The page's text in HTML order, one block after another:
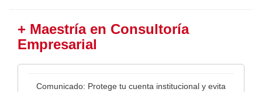
+ Maestría en Consultoría
Empresarial
Comunicado: Protege tu cuenta institucional y evita